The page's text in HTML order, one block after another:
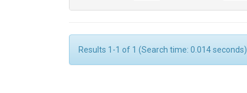
Results 1-1 of 1 (Search time: 0.014 seconds).